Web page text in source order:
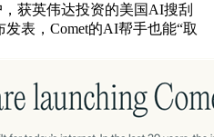
获英伟达投资的美国AI搜刮
表，Comet的AI帮手也能“取